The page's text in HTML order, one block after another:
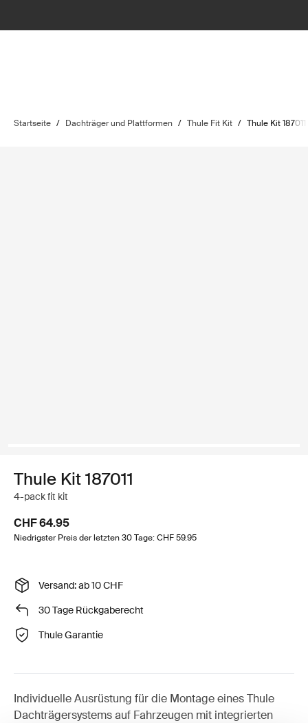
Startseite / Dachträger und Plattformen / Thule Fit Kit / Thule Kit 187011
Thule Kit 187011
4-pack fit kit
CHF 64.95
Niedrigster Preis der letzten 30 Tage: CHF 59.95
Versand: ab 10 CHF
30 Tage Rückgaberecht
Thule Garantie
Individuelle Ausrüstung für die Montage eines Thule
Dachträgersystems auf Fahrzeugen mit integrierten